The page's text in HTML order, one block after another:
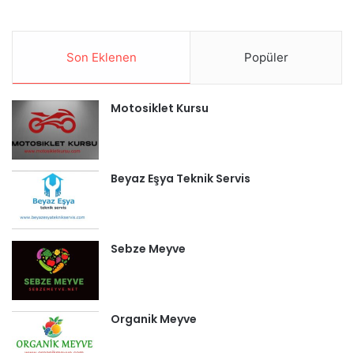
Son Eklenen Popüler
Motosiklet Kursu
Beyaz Eşya Teknik Servis
Sebze Meyve
Organik Meyve